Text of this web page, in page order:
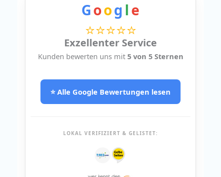
Goog le
⭐⭐⭐⭐⭐
Exzellenter Service
Kunden bewerten uns mit 5 von 5 Sternen
⭐ Alle Google Bewertungen lesen
LOKAL VERIFIZIERT & GELISTET: